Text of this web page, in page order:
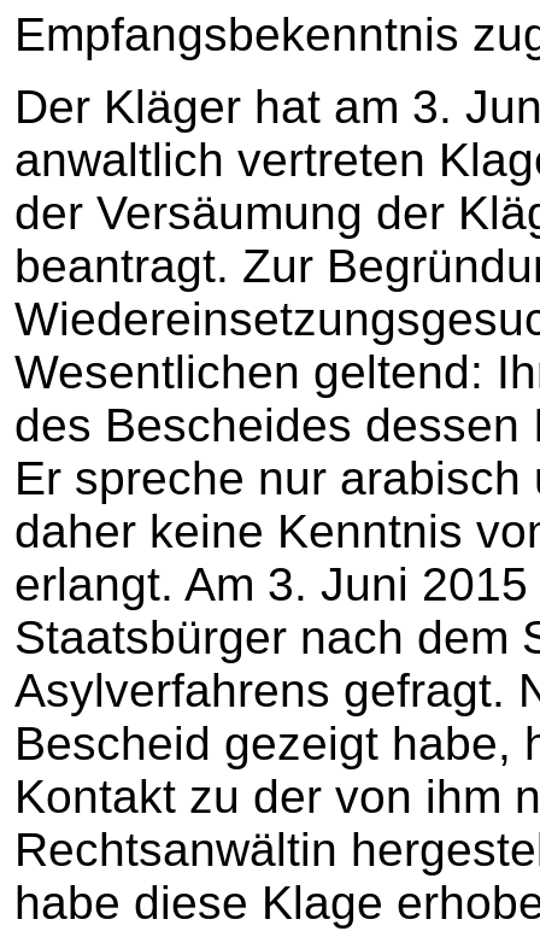
Empfangsbekenntnis
Der Kläger hat am 3.
anwaltlich vertreten
der Versäumung der
beantragt. Zur
Wesentlichen geltend:
des Bescheides
Er spreche nur
daher keine Kenntnis
erlangt. Am 3. Juni
Staatsbürger nach dem
Asylverfahrens gefragt.
Bescheid gezeigt habe,
Kontakt zu der von ihm
Rechtsanwältin
habe diese Klage